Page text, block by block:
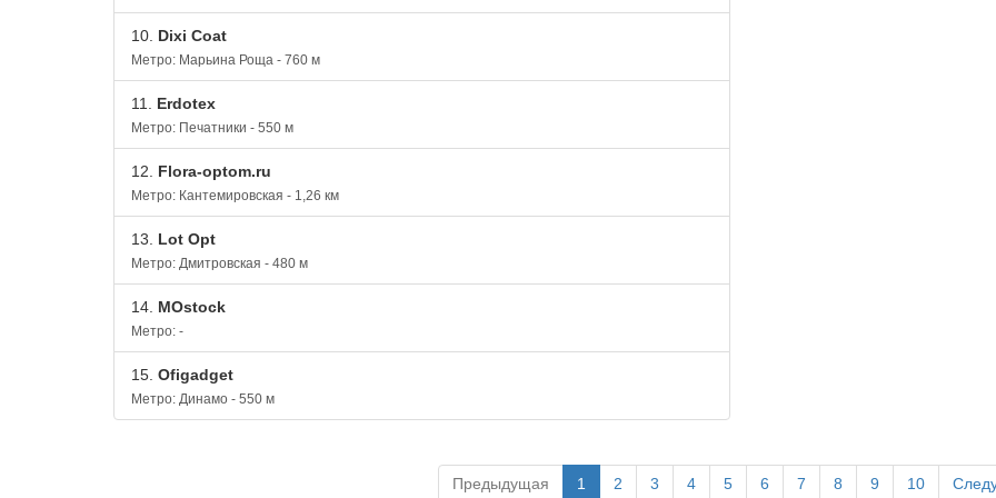
10. Dixi Coat
Метро: Марьина Роща - 760 м
11. Erdotex
Метро: Печатники - 550 м
12. Flora-optom.ru
Метро: Кантемировская - 1,26 км
13. Lot Opt
Метро: Дмитровская - 480 м
14. MOstock
Метро: -
15. Ofigadget
Метро: Динамо - 550 м
Предыдущая 1 2 3 4 5 6 7 8 9 10